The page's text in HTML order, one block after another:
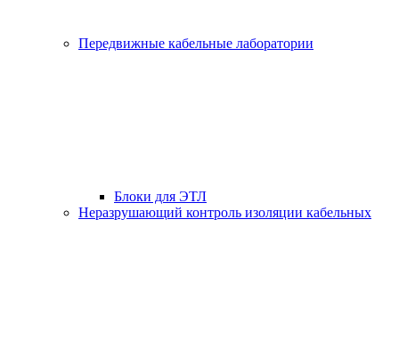
Передвижные кабельные лаборатории
Блоки для ЭТЛ
Неразрушающий контроль изоляции кабельных